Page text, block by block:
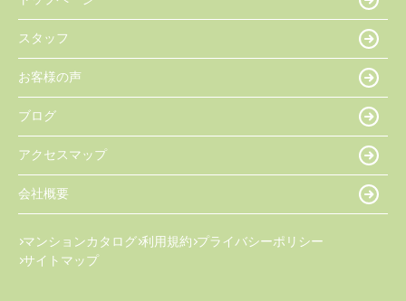
スタッフ
お客様の声
ブログ
アクセスマップ
会社概要
マンションカタログ 利用規約 プライバシーポリシー
サイトマップ